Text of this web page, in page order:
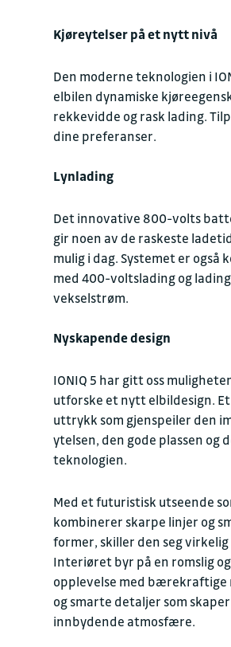
Kjøreytelser på et nytt nivå
Den moderne teknologien i
elbilen dynamiske
rekkevidde og rask lading.
dine preferanser.
Lynlading
Det innovative 800-volts
gir noen av de raskeste
mulig i dag. Systemet er også
med 400-voltslading og
vekselstrøm.
Nyskapende design
IONIQ 5 har gitt oss
utforske et nytt elbildesign.
uttrykk som gjenspeiler den
ytelsen, den gode plassen og
teknologien.
Med et futuristisk utseende
kombinerer skarpe linjer og
former, skiller den seg
Interiøret byr på en romslig
opplevelse med bærekraftige
og smarte detaljer som
innbydende atmosfære.